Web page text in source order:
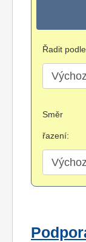
Řadit
Směr
řazení: